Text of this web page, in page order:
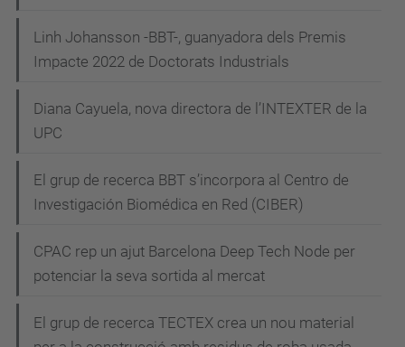
Linh Johansson -BBT-, guanyadora dels Premis
Impacte 2022 de Doctorats Industrials
Diana Cayuela, nova directora de l’INTEXTER de la
UPC
El grup de recerca BBT s’incorpora al Centro de
Investigación Biomédica en Red (CIBER)
CPAC rep un ajut Barcelona Deep Tech Node per
potenciar la seva sortida al mercat
El grup de recerca TECTEX crea un nou material